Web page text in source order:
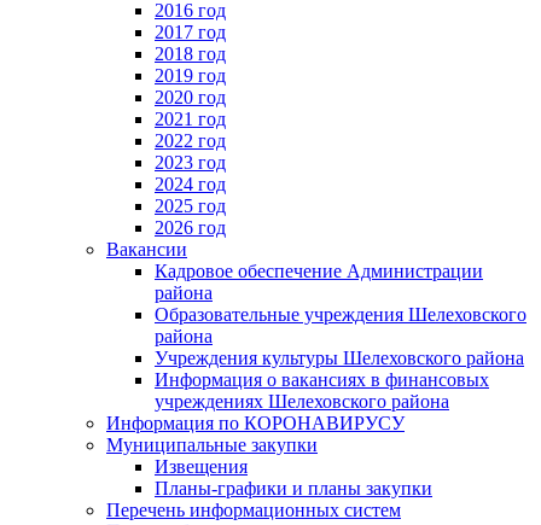
2016 год
2017 год
2018 год
2019 год
2020 год
2021 год
2022 год
2023 год
2024 год
2025 год
2026 год
Вакансии
Кадровое обеспечение Администрации
района
Образовательные учреждения Шелеховского
района
Учреждения культуры Шелеховского района
Информация о вакансиях в финансовых
учреждениях Шелеховского района
Информация по КОРОНАВИРУСУ
Муниципальные закупки
Извещения
Планы-графики и планы закупки
Перечень информационных систем